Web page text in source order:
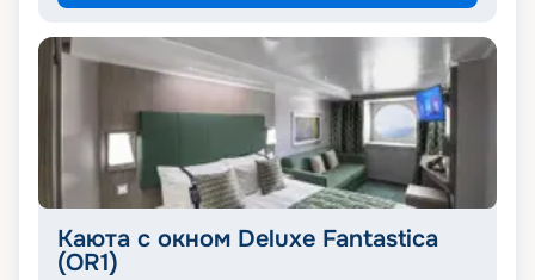
Каюта с окном Deluxe Fantastica
(OR1)